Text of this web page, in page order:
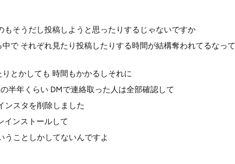
そうだし投稿しようと思ったりするじゃないですか
で それぞれ見たり投稿したりする時間が結構奪われてるなって
とかしても 時間もかかるしそれに
半年くらい DMで連絡取った人は全部確認して
ンスタを削除しました
インストールして
うことしかしてないんですよ